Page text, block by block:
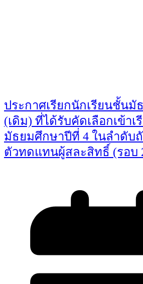
ประกาศเรียกนักเรียนชั้นมั
(เดิม) ที่ได้รับคัดเลือกเข้าเ
มัธยมศึกษาปีที่ 4 ในลำดับ
ตัวทดแทนผู้สละสิทธิ์ (รอบ